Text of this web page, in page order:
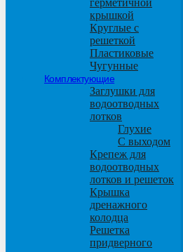
крышкой
Круглые с
решеткой
Пластиковые
Чугунные
Комплектующие
Заглушки для
водоотводных
лотков
Глухие
С выходом
Крепеж для
водоотводных
лотков и решеток
Крышка
дренажного
колодца
Решетка
придверного